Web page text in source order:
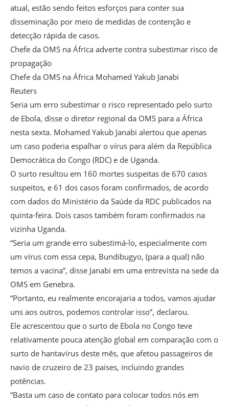
atual, estão sendo feitos esforços para conter sua
disseminação por meio de medidas de contenção e
detecção rápida de casos.
Chefe da OMS na África adverte contra subestimar risco de
propagação
Chefe da OMS na África Mohamed Yakub Janabi
Reuters
Seria um erro subestimar o risco representado pelo surto
de Ebola, disse o diretor regional da OMS para a África
nesta sexta. Mohamed Yakub Janabi alertou que apenas
um caso poderia espalhar o vírus para além da República
Democrática do Congo (RDC) e de Uganda.
O surto resultou em 160 mortes suspeitas de 670 casos
suspeitos, e 61 dos casos foram confirmados, de acordo
com dados do Ministério da Saúde da RDC publicados na
quinta-feira. Dois casos também foram confirmados na
vizinha Uganda.
“Seria um grande erro subestimá-lo, especialmente com
um vírus com essa cepa, Bundibugyo, (para a qual) não
temos a vacina”, disse Janabi em uma entrevista na sede da
OMS em Genebra.
“Portanto, eu realmente encorajaria a todos, vamos ajudar
uns aos outros, podemos controlar isso”, declarou.
Ele acrescentou que o surto de Ebola no Congo teve
relativamente pouca atenção global em comparação com o
surto de hantavírus deste mês, que afetou passageiros de
navio de cruzeiro de 23 países, incluindo grandes
potências.
“Basta um caso de contato para colocar todos nós em